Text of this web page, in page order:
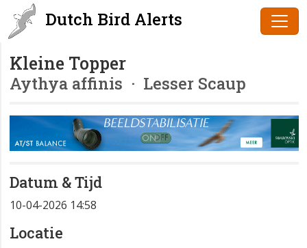
Dutch Bird Alerts
Kleine Topper
Aythya affinis · Lesser Scaup
Datum & Tijd
10-04-2026 14:58
Locatie